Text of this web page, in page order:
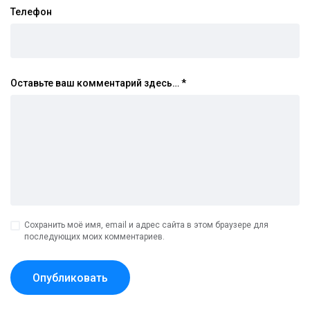
Телефон
Оставьте ваш комментарий здесь…*
Сохранить моё имя, email и адрес сайта в этом браузере для
последующих моих комментариев.